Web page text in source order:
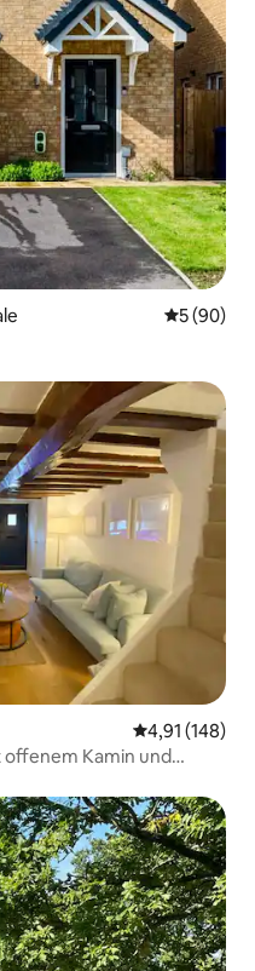
5 (90)
4,91 (148)
offenem Kamin und